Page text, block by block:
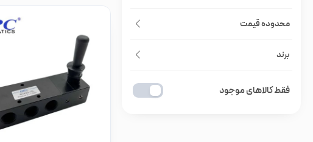
محدوده قیمت
برند
فقط کالاهای موجود